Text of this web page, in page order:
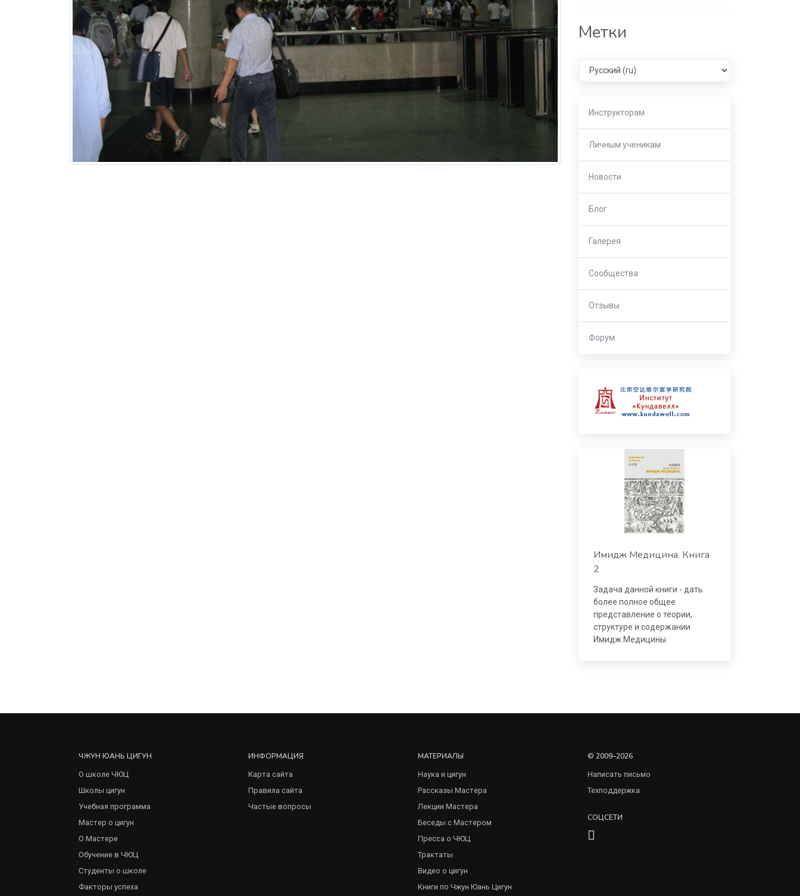
Метки
Select language
Инструкторам
Личным ученикам
Новости
Блог
Галерея
Сообщества
Отзывы
Форум
Имидж Медицина. Книга
2
Задача данной книги - дать
более полное общее
представление о теории,
структуре и содержании
Имидж Медицины
ЧЖУН ЮАНЬ ЦИГУН
О школе ЧЮЦ
Школы цигун
Учебная программа
Мастер о цигун
О Мастере
Обучение в ЧЮЦ
Студенты о школе
Факторы успеха
ИНФОРМАЦИЯ
Карта сайта
Правила сайта
Частые вопросы
МАТЕРИАЛЫ
Наука и цигун
Рассказы Мастера
Лекции Мастера
Беседы с Мастером
Пресса о ЧЮЦ
Трактаты
Видео о цигун
Книги по Чжун Юань Цигун
© 2009–2026
Написать письмо
Техподдержка
СОЦСЕТИ